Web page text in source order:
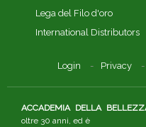
Lega del Filo d'oro
International Distributors
Login Privacy
ACCADEMIA DELLA
oltre 30 anni, ed è